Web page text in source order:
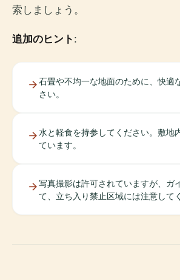
索しましょう。
追加のヒント :
石畳や不均一な地面のために、快適
さい。
水と軽食を持参してください。敷地
ています。
写真撮影は許可されていますが、ガ
て、立ち入り禁止区域には注意して